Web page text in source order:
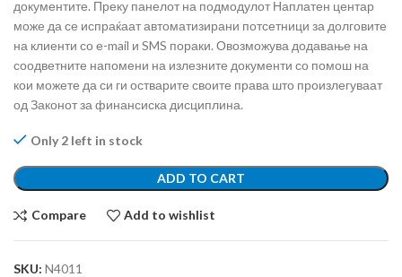
документите. Преку панелот на подмодулот Наплатен центар
може да се испраќаат автоматизирани потсетници за долговите
на клиенти со е-mail и SMS пораки. Овозможува додавање на
соодветните напомени на излезните документи со помош на
кои можете да си ги остварите своите права што произлегуваат
од Законот за финансиска дисциплина.
Only 2 left in stock
ADD TO CART
Compare Add to wishlist
SKU: N4011